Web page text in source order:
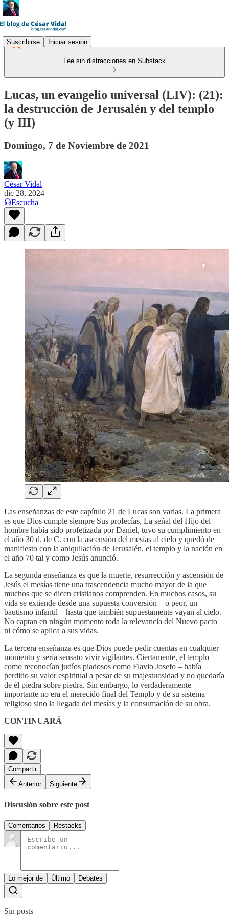
Suscribirse Iniciar sesión
Lee sin distracciones en Substack
Lucas, un evangelio universal (LIV): (21):
la destrucción de Jerusalén y del templo
(y III)
Domingo, 7 de Noviembre de 2021
César Vidal
dic 28, 2024
Escucha
Las enseñanzas de este capítulo 21 de Lucas son varias. La primera
es que Dios cumple siempre Sus profecías, La señal del Hijo del
hombre había sido profetizada por Daniel, tuvo su cumplimiento en
el año 30 d. de C. con la ascensión del mesías al cielo y quedó de
manifiesto con la aniquilación de Jerusalén, el templo y la nación en
el año 70 tal y como Jesús anunció.
La segunda enseñanza es que la muerte, resurrección y ascensión de
Jesús el mesías tiene una trascendencia mucho mayor de la que
muchos que se dicen cristianos comprenden. En muchos casos, su
vida se extiende desde una supuesta conversión – o peor, un
bautismo infantil – hasta que también supuestamente vayan al cielo.
No captan en ningún momento toda la relevancia del Nuevo pacto
ni cómo se aplica a sus vidas.
La tercera enseñanza es que Dios puede pedir cuentas en cualquier
momento y sería sensato vivir vigilantes. Ciertamente, el templo –
como reconocían judíos piadosos como Flavio Josefo – había
perdido su valor espiritual a pesar de su majestuosidad y no quedaría
de él piedra sobre piedra. Sin embargo, lo verdaderamente
importante no era el merecido final del Templo y de su sistema
religioso sino la llegada del mesías y la consumación de su obra.
CONTINUARÁ
Compartir
Anterior
Siguiente
Discusión sobre este post
Comentarios Restacks
Lo mejor de Último Debates
Sin posts